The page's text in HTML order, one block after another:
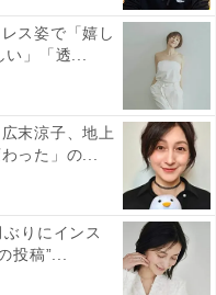
ス姿で「嬉し
い」「透...
末涼子、地上
った」の...
りにインス
投稿”...